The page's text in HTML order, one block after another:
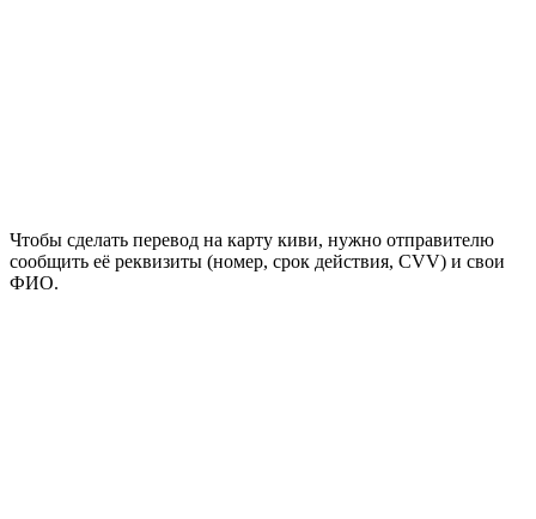
Чтобы сделать перевод на карту киви, нужно отправителю
сообщить её реквизиты (номер, срок действия, CVV) и свои
ФИО.